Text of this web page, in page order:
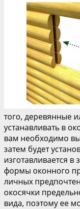
того, деревянные
устанавливать в
вам необходимо
затем будет
изготавливается в
формы оконного
личных
окосячки
вида, поэтому ее